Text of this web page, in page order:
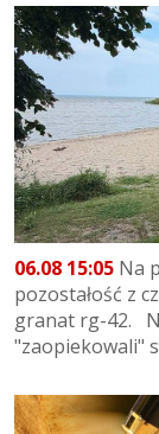
06.08 15:05 Na
pozostałość z
granat rg-42.
"zaopiekowali"